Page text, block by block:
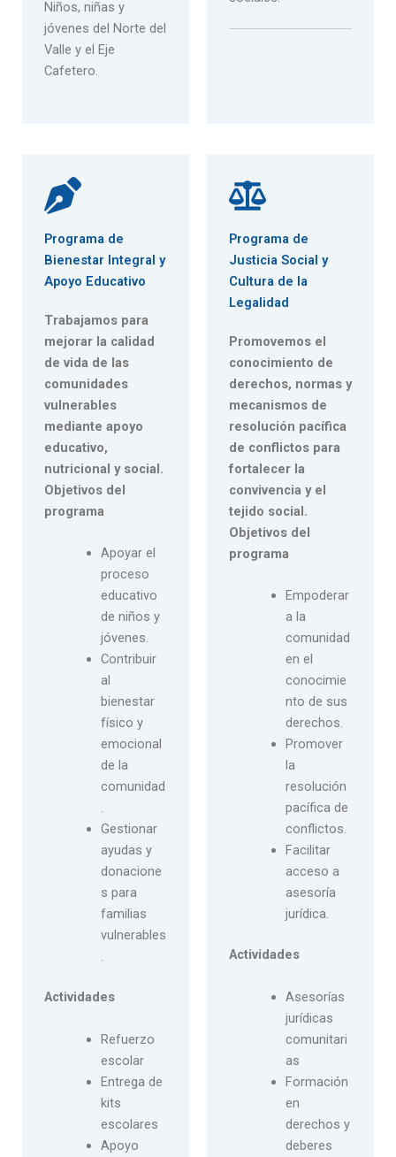
Niños, niñas y
jóvenes del Norte del
Valle y el Eje
Cafetero.
Programa de
Bienestar Integral y
Apoyo Educativo
Trabajamos para
mejorar la calidad
de vida de las
comunidades
vulnerables
mediante apoyo
educativo,
nutricional y social.
Objetivos del
programa
Apoyar el
proceso
educativo
de niños y
jóvenes.
Contribuir
al
bienestar
físico y
emocional
de la
comunidad
.
Gestionar
ayudas y
donacione
s para
familias
vulnerables
.
Actividades
Refuerzo
escolar
Entrega de
kits
escolares
Apoyo
Programa de
Justicia Social y
Cultura de la
Legalidad
Promovemos el
conocimiento de
derechos, normas y
mecanismos de
resolución pacífica
de conflictos para
fortalecer la
convivencia y el
tejido social.
Objetivos del
programa
Empoderar
a la
comunidad
en el
conocimie
nto de sus
derechos.
Promover
la
resolución
pacífica de
conflictos.
Facilitar
acceso a
asesoría
jurídica.
Actividades
Asesorías
jurídicas
comunitari
as
Formación
en
derechos y
deberes